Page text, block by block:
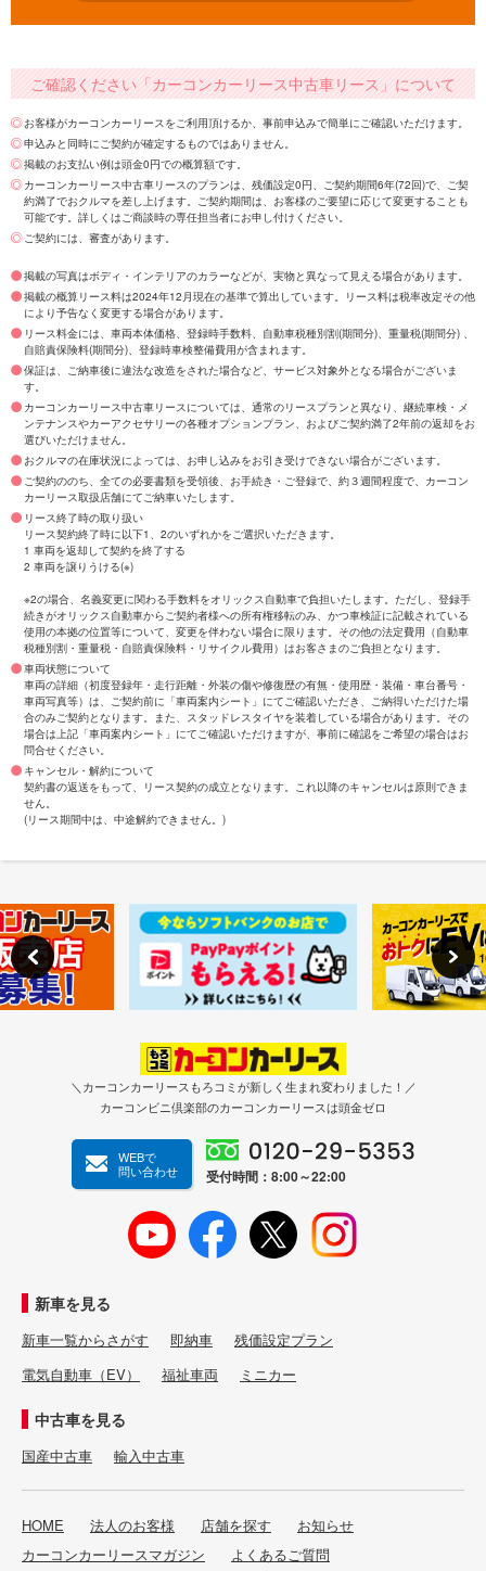
ご確認ください「カーコンカーリース中古車リース」について
お客様がカーコンカーリースをご利用頂けるか、事前申込みで簡単にご確認いただけます。
申込みと同時にご契約が確定するものではありません。
掲載のお支払い例は頭金0円での概算額です。
カーコンカーリース中古車リースのプランは、残価設定0円、ご契約期間6年(72回)で、ご契
約満了でおクルマを差し上げます。ご契約期間は、お客様のご要望に応じて変更することも
可能です。詳しくはご商談時の専任担当者にお申し付けください。
ご契約には、審査があります。
掲載の写真はボディ・インテリアのカラーなどが、実物と異なって見える場合があります。
掲載の概算リース料は2024年12月現在の基準で算出しています。リース料は税率改定その他
により予告なく変更する場合があります。
リース料金には、車両本体価格、登録時手数料、自動車税種別割(期間分)、重量税(期間分) 、
自賠責保険料(期間分)、登録時車検整備費用が含まれます。
保証は、ご納車後に違法な改造をされた場合など、サービス対象外となる場合がございま
す。
カーコンカーリース中古車リースについては、通常のリースプランと異なり、継続車検・メ
ンテナンスやカーアクセサリーの各種オプションプラン、およびご契約満了2年前の返却をお
選びいただけません。
おクルマの在庫状況によっては、お申し込みをお引き受けできない場合がございます。
ご契約ののち、全ての必要書類を受領後、お手続き・ご登録で、約３週間程度で、カーコン
カーリース取扱店舗にてご納車いたします。
リース終了時の取り扱い
リース契約終了時に以下1、2のいずれかをご選択いただきます。
1 車両を返却して契約を終了する
2 車両を譲りうける(※)
※2の場合、名義変更に関わる手数料をオリックス自動車で負担いたします。ただし、登録手
続きがオリックス自動車からご契約者様への所有権移転のみ、かつ車検証に記載されている
使用の本拠の位置等について、変更を伴わない場合に限ります。その他の法定費用（自動車
税種別割・重量税・自賠責保険料・リサイクル費用）はお客さまのご負担となります。
車両状態について
車両の詳細（初度登録年・走行距離・外装の傷や修復歴の有無・使用歴・装備・車台番号・
車両写真等）は、ご契約前に「車両案内シート」にてご確認いただき、ご納得いただけた場
合のみご契約となります。また、スタッドレスタイヤを装着している場合があります。その
場合は上記「車両案内シート」にてご確認いただけますが、事前に確認をご希望の場合はお
問合せください。
キャンセル・解約について
契約書の返送をもって、リース契約の成立となります。これ以降のキャンセルは原則できま
せん。
(リース期間中は、中途解約できません。)
＼カーコンカーリースもろコミが新しく生まれ変わりました！／
カーコンビニ倶楽部のカーコンカーリースは頭金ゼロ
WEBで
問い合わせ
受付時間：8:00～22:00
新車を見る
新車一覧からさがす 即納車
残価設定プラン
電気自動車（EV）
福祉車両 ミニカー
中古車を見る
国産中古車 輸入中古車
HOME 法人のお客様 店舗を探す
お知らせ
カーコンカーリースマガジン
よくあるご質問